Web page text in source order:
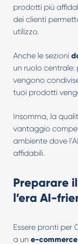
prodotti più
dei clienti
utilizzo.
Anche le sezioni
un ruolo
vengono
tuoi prodotti
Insomma, la
vantaggio
ambiente dove
affidabili.
Preparare
l’era AI-
Essere pronti per
a un e-